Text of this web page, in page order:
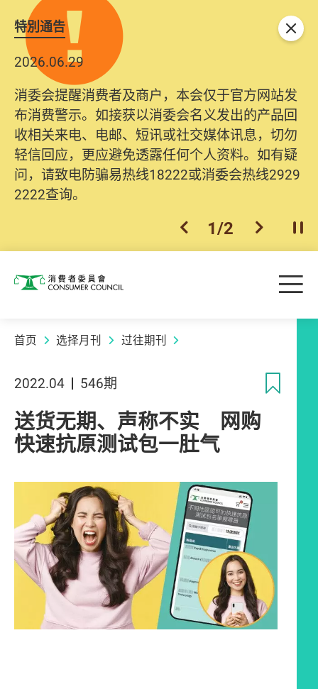
特別通告
2026.06.29
消委会提醒消费者及商户，本会仅于官方网站发
布消费警示。如接获以消委会名义发出的产品回
收相关来电、电邮、短讯或社交媒体讯息，切勿
轻信回应，更应避免透露任何个人资料。如有疑
问，请致电防骗易热线18222或消委会热线2929
2222查询。
上一个
1/2 下一个开
关闭
消费者委员会 目
首页 选择月刊 过往期刊
2022.04 546期
送货无期、声称不实 网购
快速抗原测试包一肚气